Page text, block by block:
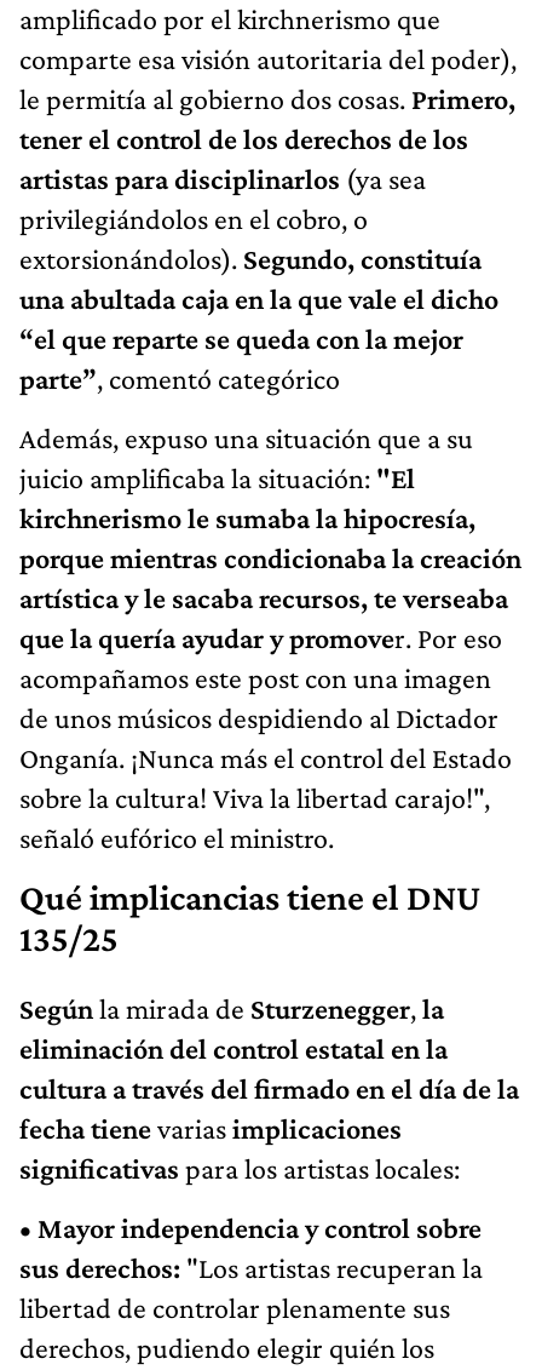
amplificado por el kirchnerismo que
comparte esa visión autoritaria del poder),
le permitía al gobierno dos cosas. Primero,
tener el control de los derechos de los
artistas para disciplinarlos (ya sea
privilegiándolos en el cobro, o
extorsionándolos). Segundo, constituía
una abultada caja en la que vale el dicho
“el que reparte se queda con la mejor
parte”, comentó categórico
Además, expuso una situación que a su
juicio amplificaba la situación: "El
kirchnerismo le sumaba la hipocresía,
porque mientras condicionaba la creación
artística y le sacaba recursos, te verseaba
que la quería ayudar y promover. Por eso
acompañamos este post con una imagen
de unos músicos despidiendo al Dictador
Onganía. ¡Nunca más el control del Estado
sobre la cultura! Viva la libertad carajo!",
señaló eufórico el ministro.
Qué implicancias tiene el DNU
135/25
Segúnla mirada de Sturzenegger,la
eliminación del control estatal en la
cultura a través del firmado en el día de la
fecha tienevariasimplicaciones
significativas para los artistas locales:
• Mayor independencia y control sobre
sus derechos: "Los artistas recuperan la
libertad de controlar plenamente sus
derechos, pudiendo elegir quién los